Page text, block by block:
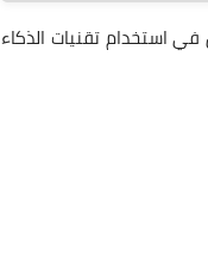
استخدام تقنيات الذكاء